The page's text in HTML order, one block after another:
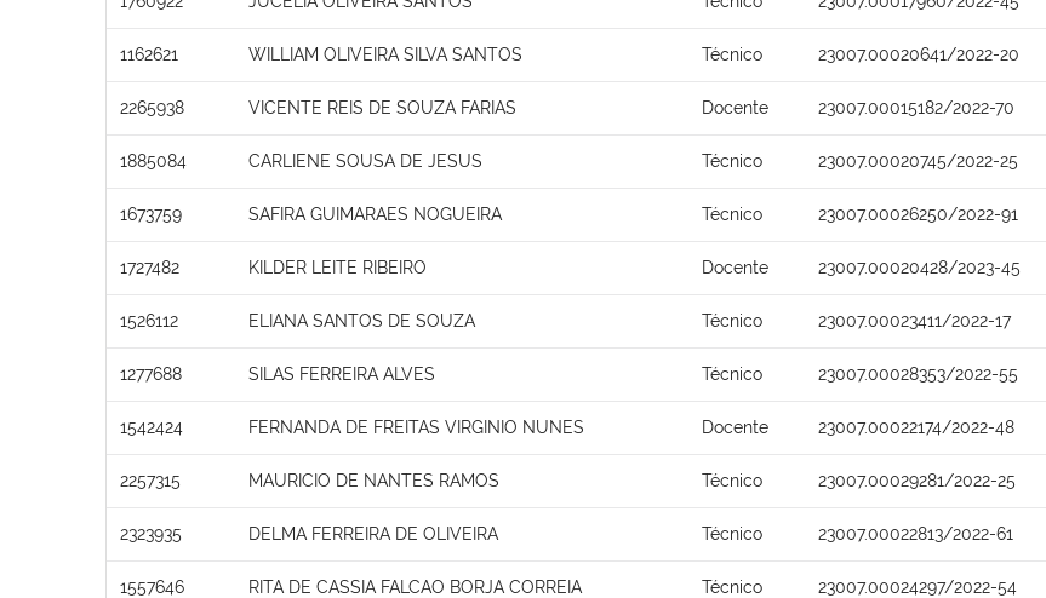
1162621 WILLIAM OLIVEIRA SILVA SANTOS Técnico 23007.00020641/2022-20
2265938 VICENTE REIS DE SOUZA FARIAS Docente 23007.00015182/2022-70
1885084 CARLIENE SOUSA DE JESUS Técnico 23007.00020745/2022-25
1673759 SAFIRA GUIMARAES NOGUEIRA Técnico 23007.00026250/2022-91
1727482 KILDER LEITE RIBEIRO Docente 23007.00020428/2023-45
1526112 ELIANA SANTOS DE SOUZA Técnico 23007.00023411/2022-17
1277688 SILAS FERREIRA ALVES Técnico 23007.00028353/2022-55
1542424 FERNANDA DE FREITAS VIRGINIO NUNES Docente 23007.00022174/2022-48
2257315 MAURICIO DE NANTES RAMOS Técnico 23007.00029281/2022-25
2323935 DELMA FERREIRA DE OLIVEIRA Técnico 23007.00022813/2022-61
1557646 RITA DE CASSIA FALCAO BORJA CORREIA Técnico 23007.00024297/2022-54